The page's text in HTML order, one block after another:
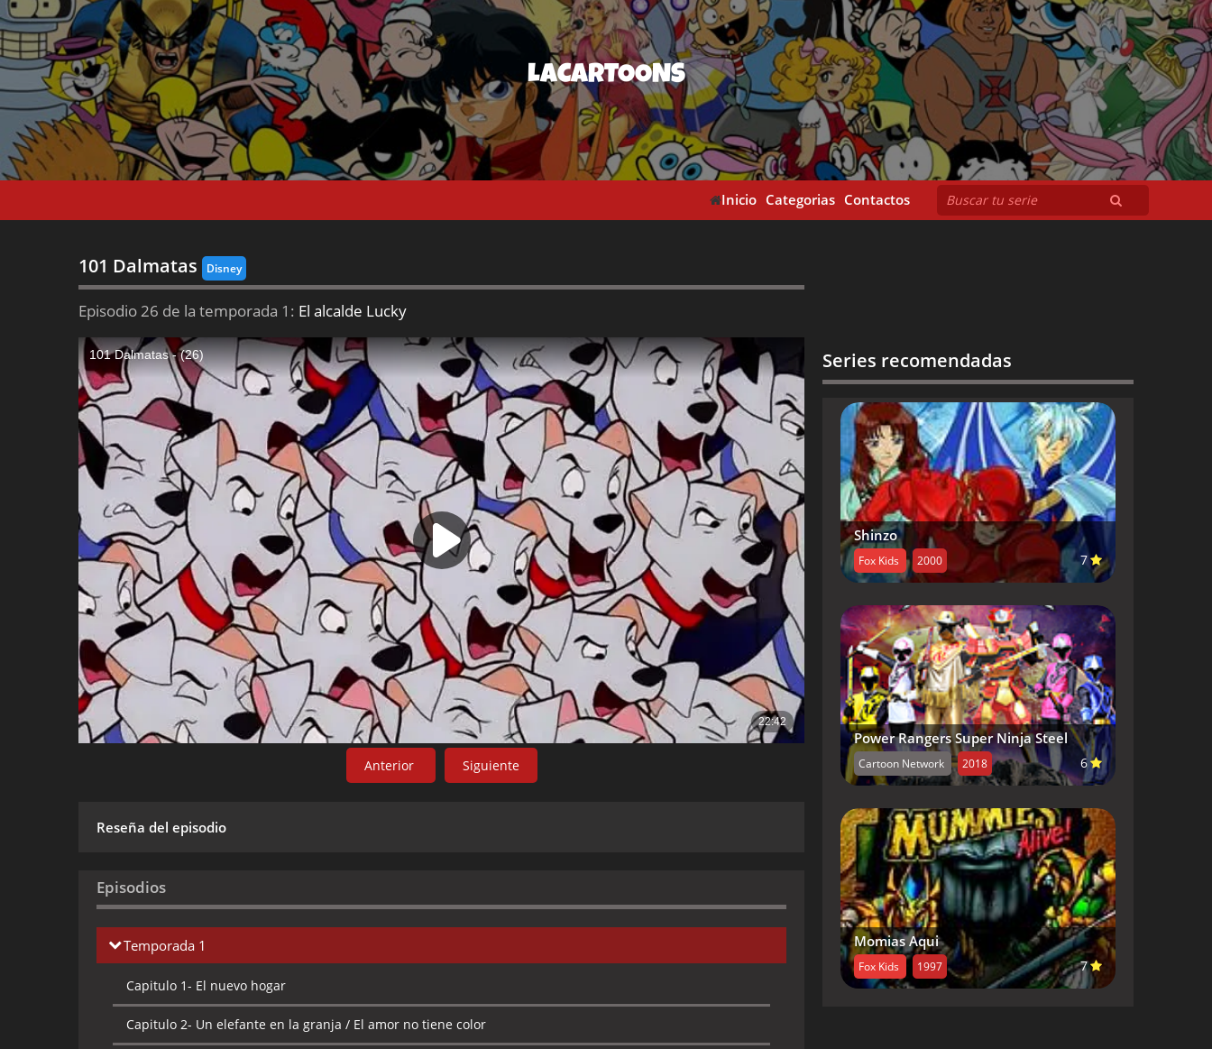
LACARTOONS
Inicio Categorias Contactos
101 Dalmatas Disney
Episodio 26 de la temporada 1: El alcalde Lucky
Anterior Siguiente
Reseña del episodio
Episodios
Temporada 1
Capitulo 1- El nuevo hogar
Capitulo 2- Un elefante en la granja / El amor no tiene color
Series recomendadas
Shinzo
Fox Kids 2000 7
Power Rangers Super Ninja Steel
Cartoon Network 2018 6
Momias Aqui
Fox Kids 1997 7